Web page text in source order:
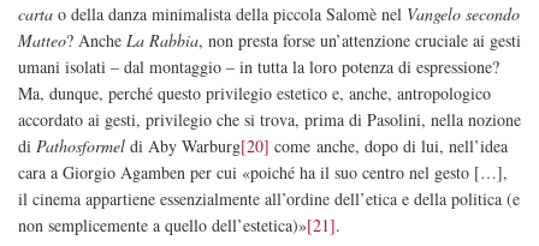
carta o della danza minimalista della piccola Salomè nel Vangelo secondo
Matteo? Anche La Rabbia, non presta forse un’attenzione cruciale ai gesti
umani isolati – dal montaggio – in tutta la loro potenza di espressione?
Ma, dunque, perché questo privilegio estetico e, anche, antropologico
accordato ai gesti, privilegio che si trova, prima di Pasolini, nella nozione
di Pathosformel di Aby Warburg[20] come anche, dopo di lui, nell’idea
cara a Giorgio Agamben per cui «poiché ha il suo centro nel gesto […],
il cinema appartiene essenzialmente all’ordine dell’etica e della politica (e
non semplicemente a quello dell’estetica)»[21].